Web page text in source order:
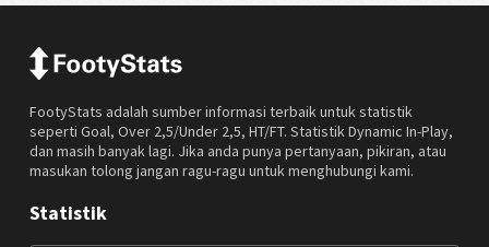
FootyStats adalah sumber informasi terbaik untuk statistik
seperti Goal, Over 2,5/Under 2,5, HT/FT. Statistik Dynamic In-Play,
dan masih banyak lagi. Jika anda punya pertanyaan, pikiran, atau
masukan tolong jangan ragu-ragu untuk menghubungi kami.
Statistik